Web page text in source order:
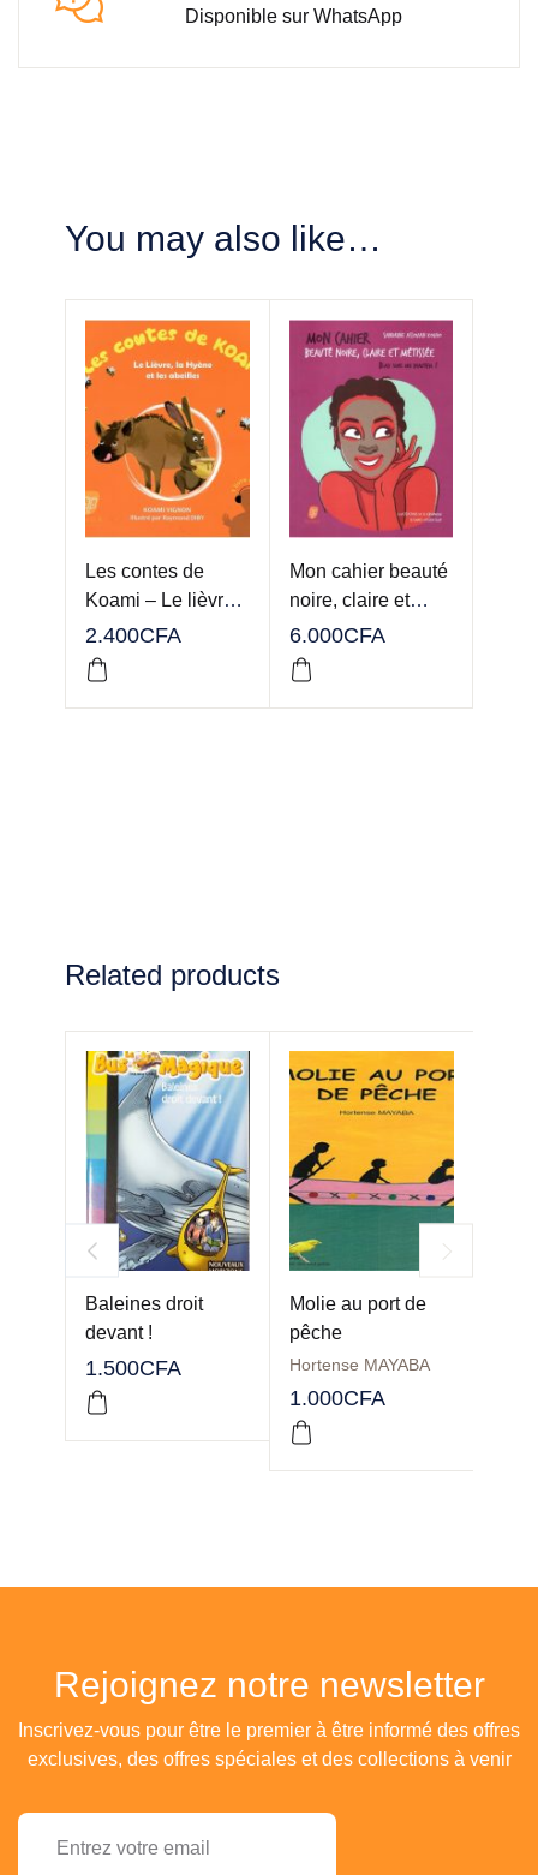
Disponible sur WhatsApp
You may also like…
Les contes de
Koami – Le lièvre,
la hyène, et les
abeilles
2.400CFA
Mon cahier beauté
noire, claire et
métissée
6.000CFA
Related products
Baleines droit
devant !
1.500CFA
Molie au port de
pêche
Hortense MAYABA
1.000CFA
Rejoignez notre newsletter
Inscrivez-vous pour être le premier à être informé des offres
exclusives, des offres spéciales et des collections à venir